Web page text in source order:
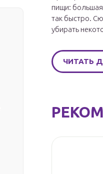
пищи: большая
так быстро.
убирать
ЧИТАТЬ